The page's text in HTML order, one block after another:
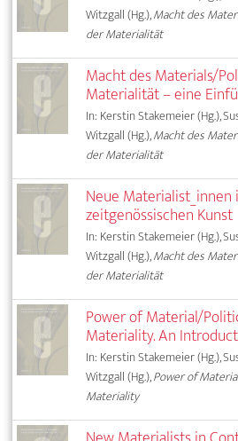
Witzgall (Hg.),Macht des
der Materialität
Macht des Materials/
Materialität – eine
In: Kerstin Stakemeier (Hg.),
Witzgall (Hg.),Macht des
der Materialität
Neue Materialist_innen
zeitgenössischen Kunst
In: Kerstin Stakemeier (Hg.),
Witzgall (Hg.),Macht des
der Materialität
Power of Material/
Materiality. An
In: Kerstin Stakemeier (Hg.),
Witzgall (Hg.),Power of
Materiality